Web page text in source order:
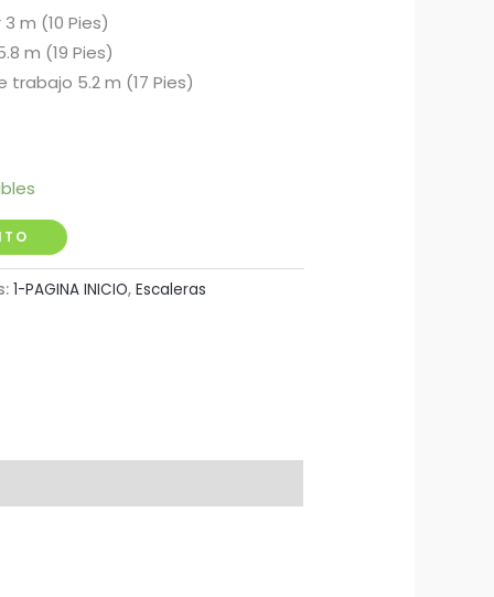
m (10 Pies)
m (19 Pies)
trabajo 5.2 m (17 Pies)
1-PAGINA INICIO, Escaleras